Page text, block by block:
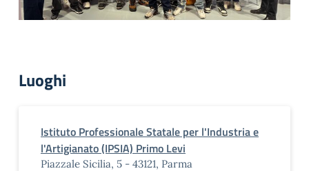
Luoghi
Istituto Professionale Statale per l'Industria e
l'Artigianato (IPSIA) Primo Levi
Piazzale Sicilia, 5 - 43121, Parma